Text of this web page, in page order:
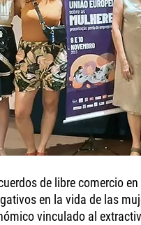
de libre comercio
en la vida de las
vinculado al